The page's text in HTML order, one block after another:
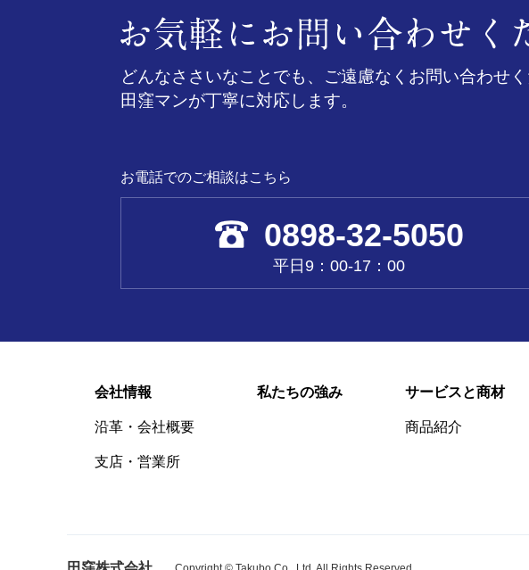
どんなささいなことでも、ご遠慮なくお問い合わせく
田窪マンが丁寧に対応します。
お電話でのご相談はこちら
0898-32-5050
平日9：00-17：00
会社情報
沿革・会社概要
支店・営業所
私たちの強み サービスと商材
商品紹介